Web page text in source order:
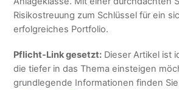
Risikostreuung zum Schlüssel für ein
erfolgreiches Portfolio.
Pflicht-Link gesetzt: Dieser Artikel ist
die tiefer in das Thema einsteigen
grundlegende Informationen finden